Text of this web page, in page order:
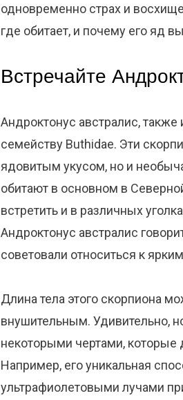
одновременно страх и
где обитает, и почему его яд
Встречайте
Андроктонус австралис,
семейству Buthidae. Эти
ядовитым укусом, но и
обитают в основном в
встретить и в различных
Андроктонус австралис
советовали относиться к
Длина тела этого скорпиона
внушительным. Удивительно,
некоторыми чертами, которые
Например, его уникальная
ультрафиолетовыми лучами